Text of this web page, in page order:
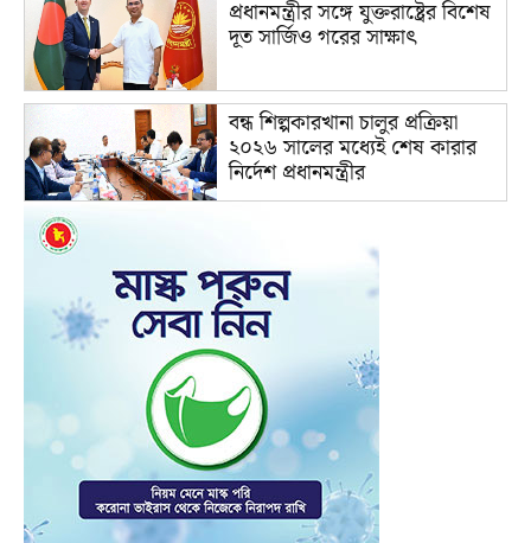
প্রধানমন্ত্রীর সঙ্গে যুক্তরাষ্ট্রের বিশেষ
দূত সার্জিও গরের সাক্ষাৎ
বন্ধ শিল্পকারখানা চালুর প্রক্রিয়া
২০২৬ সালের মধ্যেই শেষ কারার
নির্দেশ প্রধানমন্ত্রীর